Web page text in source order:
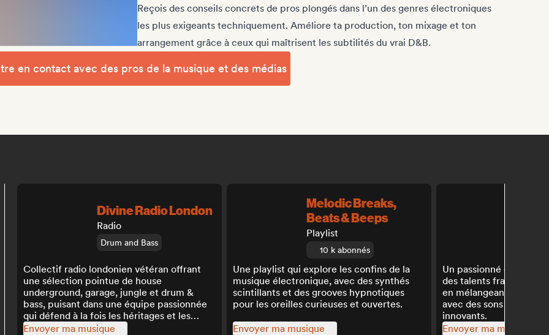
Reçois des conseils concrets de pros plongés dans l’un des genres électroniques
les plus exigeants techniquement. Améliore ta production, ton mixage et ton
arrangement grâce à ceux qui maîtrisent les subtilités du vrai D&B.
en contact avec des pros de la musique et des médias
Divine Radio London
Radio
Drum and Bass
Collectif radio londonien vétéran offrant
une sélection pointue de house
underground, garage, jungle et drum &
bass, puisant dans une équipe passionnée
qui défend à la fois les héritages et les
nouvelles frontières.
Envoyer ma musique
Melodic Breaks,
Beats & Beeps
Playlist
10 k abonnés
Une playlist qui explore les confins de la
musique électronique, avec des synthés
scintillants et des grooves hypnotiques
pour les oreilles curieuses et ouvertes.
Envoyer ma musique
Un passionné de
des talents frais de la
en mélangeant des
avec des sons
innovants.
Envoyer ma musique